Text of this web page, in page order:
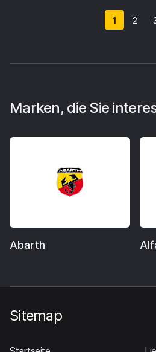
1 2
Marken, die Sie
Abarth
Sitemap